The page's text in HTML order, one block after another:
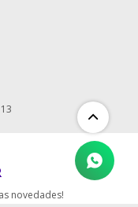
13
novedades!